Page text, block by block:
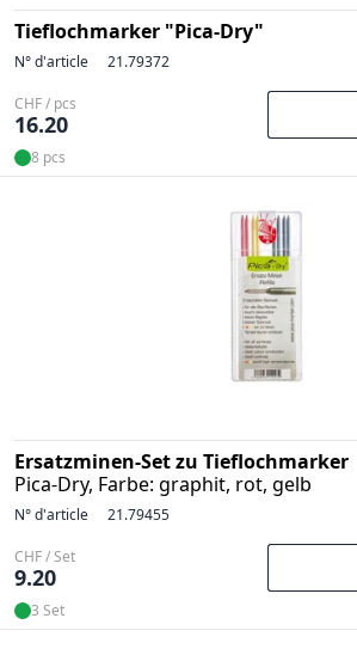
Tieflochmarker "Pica-Dry"
N° d'article 21.79372
CHF / pcs
16.20
8 pcs
Ersatzminen-Set zu Tieflochmarker
Pica-Dry, Farbe: graphit, rot, gelb
N° d'article 21.79455
CHF / Set
9.20
3 Set